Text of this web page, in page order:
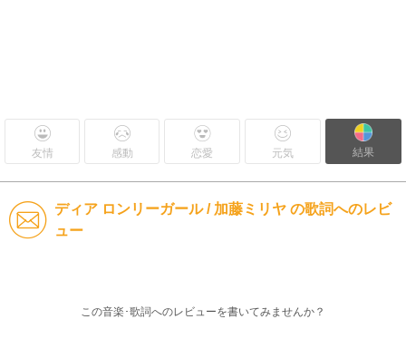
友情 感動 恋愛 元気 結果
ディア ロンリーガール / 加藤ミリヤ の歌詞へのレビ
ュー
この音楽･歌詞へのレビューを書いてみませんか？